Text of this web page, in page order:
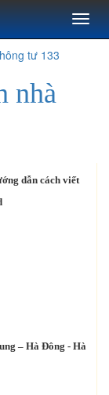
Toggle
tư 133
nhà
dẫn cách viết
– Hà Đông - Hà